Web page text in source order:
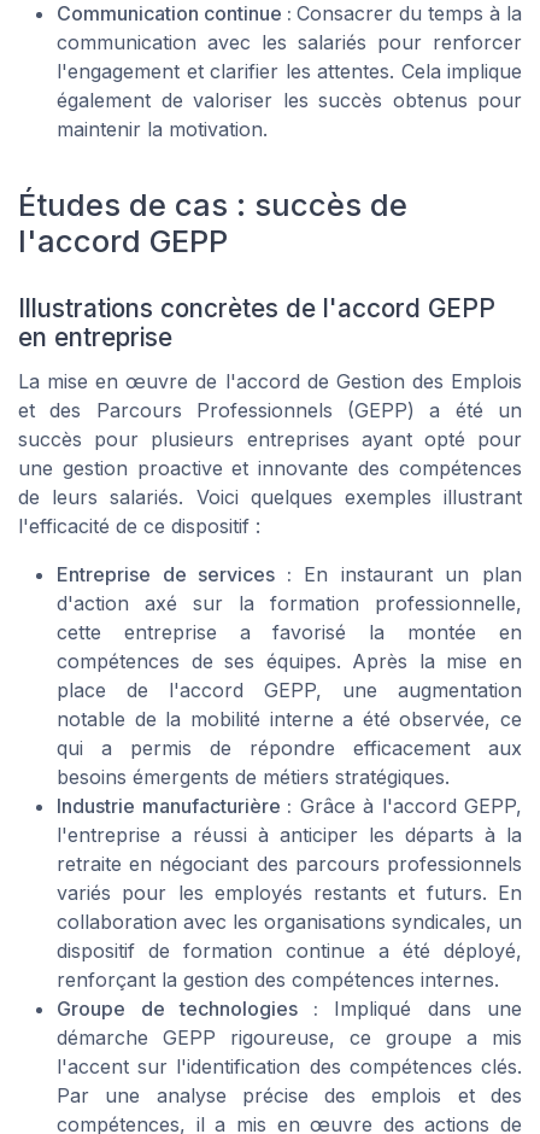
Communication continue : Consacrer du temps à la
communication avec les salariés pour renforcer
l'engagement et clarifier les attentes. Cela implique
également de valoriser les succès obtenus pour
maintenir la motivation.
Études de cas : succès de
l'accord GEPP
Illustrations concrètes de l'accord GEPP
en entreprise
La mise en œuvre de l'accord de Gestion des Emplois
et des Parcours Professionnels (GEPP) a été un
succès pour plusieurs entreprises ayant opté pour
une gestion proactive et innovante des compétences
de leurs salariés. Voici quelques exemples illustrant
l'efficacité de ce dispositif :
Entreprise de services : En instaurant un plan
d'action axé sur la formation professionnelle,
cette entreprise a favorisé la montée en
compétences de ses équipes. Après la mise en
place de l'accord GEPP, une augmentation
notable de la mobilité interne a été observée, ce
qui a permis de répondre efficacement aux
besoins émergents de métiers stratégiques.
Industrie manufacturière : Grâce à l'accord GEPP,
l'entreprise a réussi à anticiper les départs à la
retraite en négociant des parcours professionnels
variés pour les employés restants et futurs. En
collaboration avec les organisations syndicales, un
dispositif de formation continue a été déployé,
renforçant la gestion des compétences internes.
Groupe de technologies : Impliqué dans une
démarche GEPP rigoureuse, ce groupe a mis
l'accent sur l'identification des compétences clés.
Par une analyse précise des emplois et des
compétences, il a mis en œuvre des actions de